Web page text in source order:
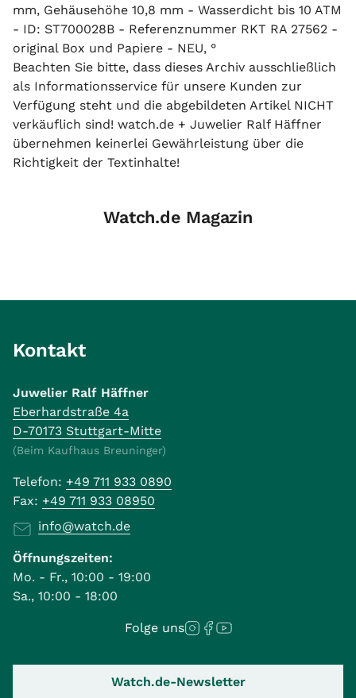
mm, Gehäusehöhe 10,8 mm - Wasserdicht bis 10 ATM
- ID: ST700028B - Referenznummer RKT RA 27562 -
original Box und Papiere - NEU, °
Beachten Sie bitte, dass dieses Archiv ausschließlich
als Informationsservice für unsere Kunden zur
Verfügung steht und die abgebildeten Artikel NICHT
verkäuflich sind! watch.de + Juwelier Ralf Häffner
übernehmen keinerlei Gewährleistung über die
Richtigkeit der Textinhalte!
Watch.de Magazin
Kontakt
Juwelier Ralf Häffner
Eberhardstraße 4a
D-70173 Stuttgart-Mitte
(Beim Kaufhaus Breuninger)
Telefon: +49 711 933 0890
Fax: +49 711 933 08950
info@watch.de
Öffnungszeiten:
Mo. - Fr., 10:00 - 19:00
Sa., 10:00 - 18:00
Folge uns
Watch.de-Newsletter